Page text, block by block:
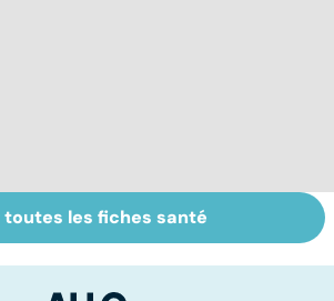
le
Tout savoir sur le
cancer de la
toutes les fiches santé